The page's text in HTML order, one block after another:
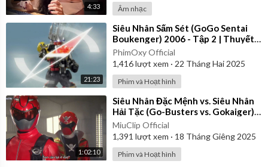
4:33 Âm nhạc
21:23
⁣Siêu Nhân Sấm Sét (GoGo Sentai
Boukenger) 2006 - Tập 2 | Thuyết
Minh
PhimOxy Official
1,416lượt xem · 22 Tháng Hai 2025
Phim và Hoạt hình
1:02:10
⁣Siêu Nhân Đặc Mệnh vs. Siêu Nhân
Hải Tặc (Go-Busters vs. Gokaiger) |
Vietsub
MiuClip Official
1,391 lượt xem · 18 Tháng Giêng 2025
Phim và Hoạt hình